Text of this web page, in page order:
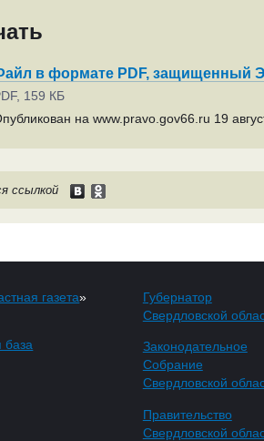
в формате PDF, защищенный
159 КБ
на www.pravo.gov66.ru 19
ссылкой
газета»
база
Губернатор
Свердловской
Законодательное
Собрание
Свердловской
Правительство
Свердловской